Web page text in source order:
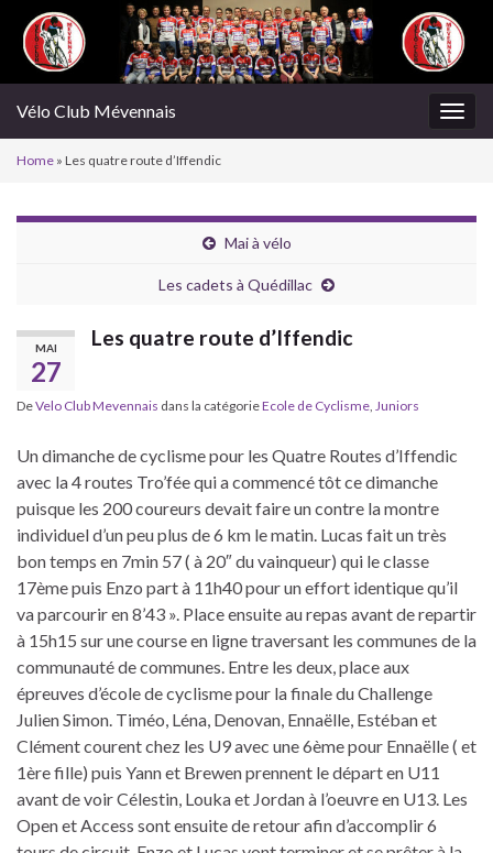
Vélo Club Mévennais
Home » Les quatre route d’Iffendic
Mai à vélo
Les cadets à Quédillac
MAI
27
Les quatre route d’Iffendic
DeVelo Club Mevennais dans la catégorieEcole de Cyclisme Juniors
Un dimanche de cyclisme pour les Quatre Routes d’Iffendic
avec la 4 routes Tro’fée qui a commencé tôt ce dimanche
puisque les 200 coureurs devait faire un contre la montre
individuel d’un peu plus de 6 km le matin. Lucas fait un très
bon temps en 7min 57 ( à 20″ du vainqueur) qui le classe
17ème puis Enzo part à 11h40 pour un effort identique qu’il
va parcourir en 8’43 ». Place ensuite au repas avant de repartir
à 15h15 sur une course en ligne traversant les communes de la
communauté de communes. Entre les deux, place aux
épreuves d’école de cyclisme pour la finale du Challenge
Julien Simon. Timéo, Léna, Denovan, Ennaëlle, Estéban et
Clément courent chez les U9 avec une 6ème pour Ennaëlle ( et
1ère fille) puis Yann et Brewen prennent le départ en U11
avant de voir Célestin, Louka et Jordan à l’oeuvre en U13. Les
Open et Access sont ensuite de retour afin d’accomplir 6